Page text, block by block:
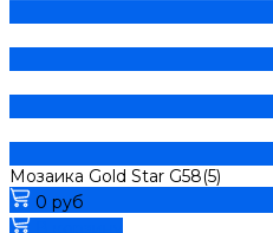
Мозаика Gold Star G58(5)
0 руб